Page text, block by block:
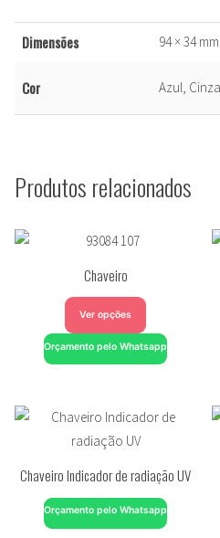
Dimensões 94 × 34 mm
Cor Azul,
Produtos relacionados
Chaveiro
Ver opções
Orçamento pelo Whatsapp
Chaveiro Indicador de radiação UV
Orçamento pelo Whatsapp